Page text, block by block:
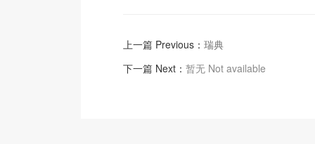
上一篇 Previous： 瑞典
下一篇 Next： 暂无 Not available